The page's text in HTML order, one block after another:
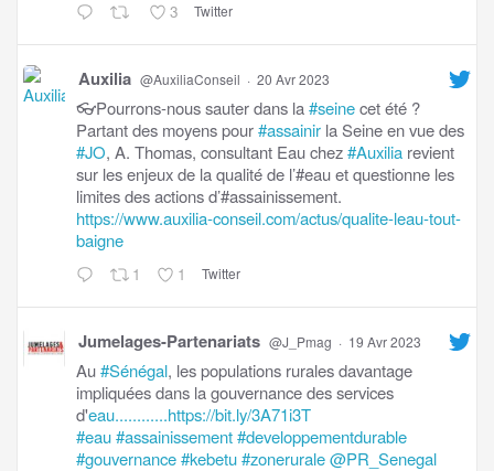
3 Twitter
Auxilia @AuxiliaConseil · 20 Avr 2023
👓Pourrons-nous sauter dans la#seinecet été ?
Partant des moyens pour#assainir la Seine en vue des
#JO, A. Thomas, consultant Eau chez#Auxilia revient
sur les enjeux de la qualité de l’#eau et questionne les
limites des actions d’#assainissement.
https://www.auxilia-conseil.com/actus/qualite-leau-tout-
baigne
1 1 Twitter
Jumelages-Partenariats @J_Pmag · 19 Avr 2023
Au#Sénégal, les populations rurales davantage
impliquées dans la gouvernance des services
d'eau............https://bit.ly/3A71i3T
#eau#assainissement#developpementdurable
#gouvernance#kebetu#zonerurale@PR_Senegal